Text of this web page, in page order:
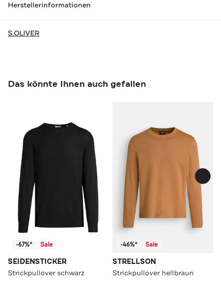
Herstellerinformationen
S.OLIVER
Das könnte Ihnen auch gefallen
-67%* Sale
SEIDENSTICKER
Strickpullover schwarz
-46%* Sale
STRELLSON
Strickpullover hellbraun